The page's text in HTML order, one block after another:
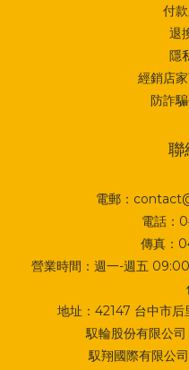
付
退
隱
經銷店
防詐
聯
電郵：
電話：
傳真：
營業時間：週一-週五
地址： 42147 台中市
馭輪股份有限公
馭翔國際有限公